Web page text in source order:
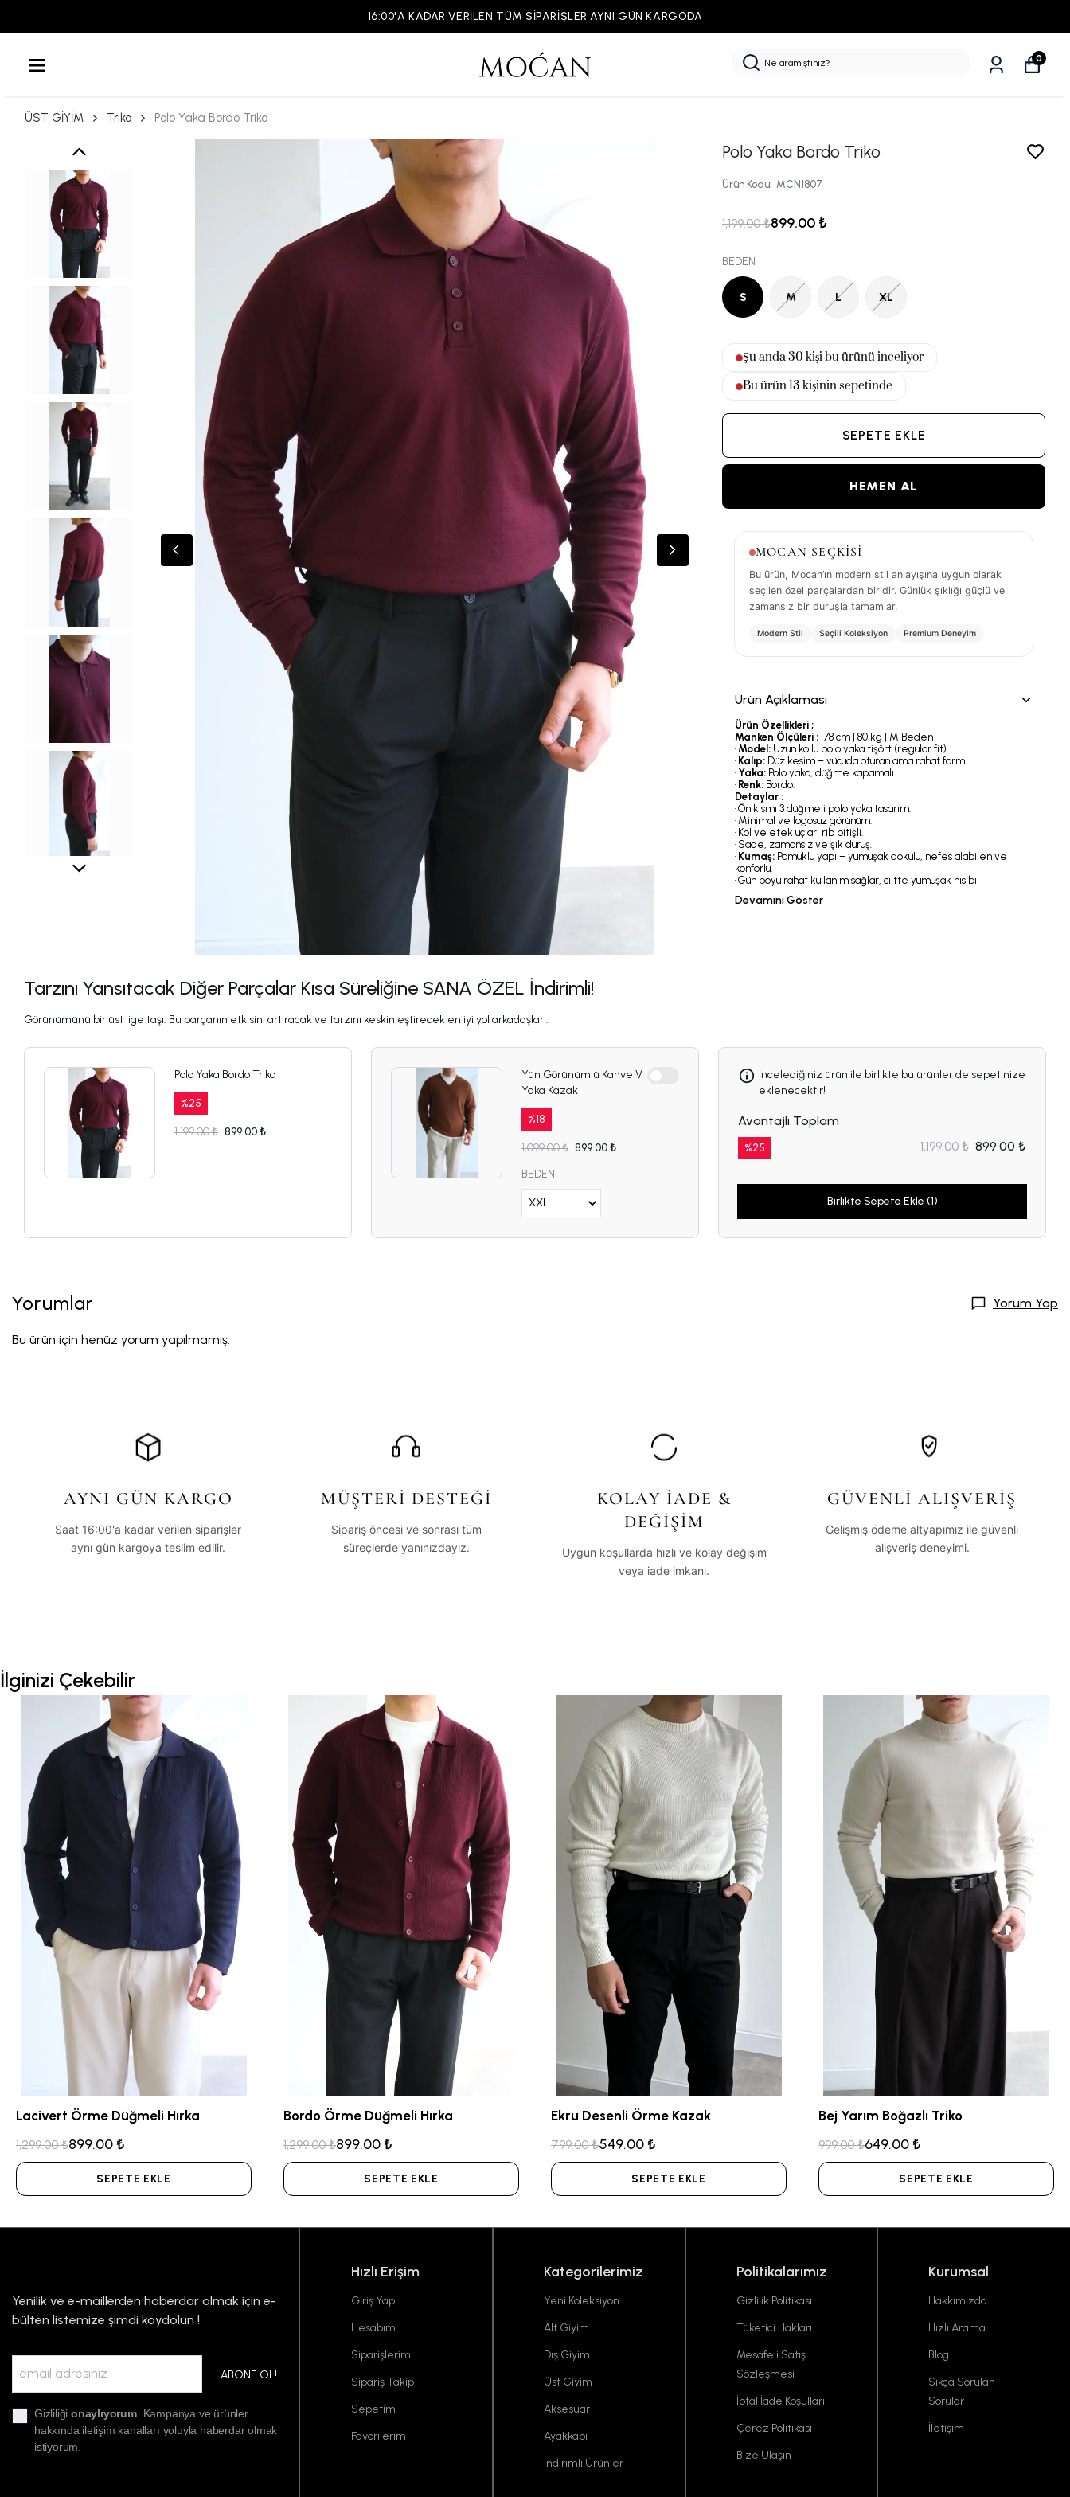
16:00'A KADAR VERİLEN TÜM SİPARİŞLER AYNI GÜN KARGODA
0
ÜST GİYİM Triko Polo Yaka Bordo Triko
Polo Yaka Bordo Triko
Ürün Kodu: MCN1807
1,199.00 ₺899.00 ₺
BEDEN
S M L XL
Şu anda30 kişi bu ürünü inceliyor
Bu ürün 13 kişinin sepetinde
SEPETE EKLE
HEMEN AL
MOCAN SEÇKİSİ
Bu ürün, Mocan’ın modern stil anlayışına uygun olarak
seçilen özel parçalardan biridir. Günlük şıklığı güçlü ve
zamansız bir duruşla tamamlar.
Modern Stil Seçili Koleksiyon Premium Deneyim
Ürün Açıklaması
Ürün Özellikleri ;
Manken Ölçüleri : 178 cm | 80 kg | M Beden
• Model: Uzun kollu polo yaka tişört (regular fit).
• Kalıp: Düz kesim – vücuda oturan ama rahat form.
• Yaka: Polo yaka, düğme kapamalı.
• Renk: Bordo.
Detaylar :
• Ön kısmı 3 düğmeli polo yaka tasarım.
• Minimal ve logosuz görünüm.
• Kol ve etek uçları rib bitişli.
• Sade, zamansız ve şık duruş.
• Kumaş: Pamuklu yapı – yumuşak dokulu, nefes alabilen ve
konforlu.
• Gün boyu rahat kullanım sağlar, ciltte yumuşak his bı
Devamını Göster
Tarzını Yansıtacak Diğer Parçalar Kısa Süreliğine SANA ÖZEL İndirimli!
Görünümünü bir üst lige taşı. Bu parçanın etkisini artıracak ve tarzını keskinleştirecek en iyi yol arkadaşları.
Polo Yaka Bordo Triko
%25
1,199.00 ₺ 899.00 ₺
Yün Görünümlü Kahve V
Yaka Kazak
%18
1,099.00 ₺ 899.00 ₺
BEDEN
İncelediğiniz ürün ile birlikte bu ürünler de sepetinize
eklenecektir!
Avantajlı Toplam
%25 1,199.00 ₺ 899.00 ₺
Birlikte Sepete Ekle (1)
Yorumlar Yorum Yap
Bu ürün için henüz yorum yapılmamış.
AYNI GÜN KARGO
Saat 16:00'a kadar verilen siparişler
aynı gün kargoya teslim edilir.
MÜŞTERİ DESTEĞİ
Sipariş öncesi ve sonrası tüm
süreçlerde yanınızdayız.
KOLAY İADE &
DEĞİŞİM
Uygun koşullarda hızlı ve kolay değişim
veya iade imkanı.
GÜVENLİ ALIŞVERİŞ
Gelişmiş ödeme altyapımız ile güvenli
alışveriş deneyimi.
İlginizi Çekebilir
Lacivert Örme Düğmeli Hırka
1,299.00 ₺899.00 ₺
SEPETE EKLE
Bordo Örme Düğmeli Hırka
1,299.00 ₺899.00 ₺
SEPETE EKLE
Ekru Desenli Örme Kazak
799.00 ₺549.00 ₺
SEPETE EKLE
Bej Yarım Boğazlı Triko
999.00 ₺649.00 ₺
SEPETE EKLE
Hızlı Erişim
Giriş Yap
Hesabım
Siparişlerim
Sipariş Takip
Sepetim
Favorilerim
Kategorilerimiz
Yeni Koleksiyon
Alt Giyim
Dış Giyim
Üst Giyim
Aksesuar
Ayakkabı
İndirimli Ürünler
Politikalarımız
Gizlilik Politikası
Tüketici Hakları
Mesafeli Satış
Sözleşmesi
İptal İade Koşulları
Çerez Politikası
Bize Ulaşın
Kurumsal
Hakkımızda
Hızlı Arama
Blog
Sıkça Sorulan
Sorular
İletişim
Yenilik ve e-maillerden haberdar olmak için e-
bülten listemize şimdi kaydolun !
ABONE OL!
Gizliliğionaylıyorum. Kampanya ve ürünler
hakkında iletişim kanalları yoluyla haberdar olmak
istiyorum.